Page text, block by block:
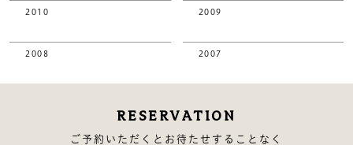
2010 2009
2008 2007
RESERVATION
ご予約いただくとお待たせすることなく